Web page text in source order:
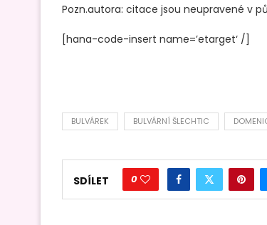
Pozn.autora: citace jsou neupravené v
[hana-code-insert name=’etarget‘ /]
BULVÁREK BULVÁRNÍ ŠLECHTIC
SDÍLET 0